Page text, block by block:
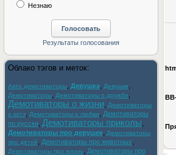
Незнаю
Облако тэгов и меток:
Авто демотиваторы Девушка Девушки
Демотиваторы Демотиваторы о дружбе
Демотиваторы о жизни
Демотиваторы
о котэ
Демотиваторы о любви
Демотиваторы
по русски Демотиваторы приколы
Демотиваторы про девушек
Демотиваторы
про детей
Демотиваторы про животных
Демотиваторы про жизнь
Демотиваторы про